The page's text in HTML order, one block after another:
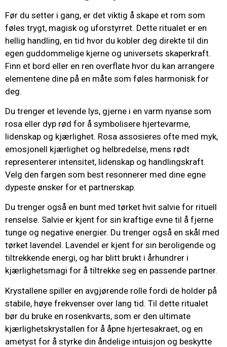
Før du setter i gang, er det viktig å skape et rom som
føles trygt, magisk og uforstyrret. Dette ritualet er en
hellig handling, en tid hvor du kobler deg direkte til din
egen guddommelige kjerne og universets skaperkraft.
Finn et bord eller en ren overflate hvor du kan arrangere
elementene dine på en måte som føles harmonisk for
deg.
Du trenger et levende lys, gjerne i en varm nyanse som
rosa eller dyp rød for å symbolisere hjertevarme,
lidenskap og kjærlighet. Rosa assosieres ofte med myk,
emosjonell kjærlighet og helbredelse, mens rødt
representerer intensitet, lidenskap og handlingskraft.
Velg den fargen som best resonnerer med dine egne
dypeste ønsker for et partnerskap.
Du trenger også en bunt med tørket hvit salvie for rituell
renselse. Salvie er kjent for sin kraftige evne til å fjerne
tunge og negative energier. Du trenger også en skål med
tørket lavendel. Lavendel er kjent for sin beroligende og
tiltrekkende energi, og har blitt brukt i århundrer i
kjærlighetsmagi for å tiltrekke seg en passende partner.
Krystallene spiller en avgjørende rolle fordi de holder på
stabile, høye frekvenser over lang tid. Til dette ritualet
bør du bruke en rosenkvarts, som er den ultimate
kjærlighetskrystallen for å åpne hjertesakraet, og en
ametyst for å styrke din åndelige intuisjon og beskytte